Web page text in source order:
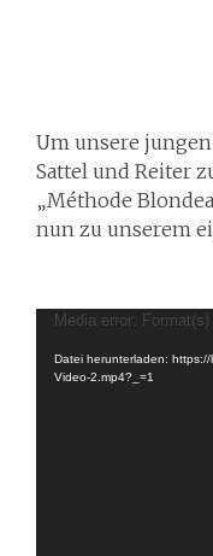
Um unsere
Sattel und Reiter
„Méthode
nun zu unserem
Video-
Player
Media error:
Datei herunterladen:
Video-2.mp4?_=1